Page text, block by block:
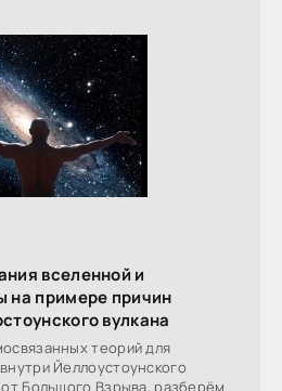
вселенной и
на примере причин
вулкана
теорий для
Йеллоустоунского
Большого Взрыва, разберём